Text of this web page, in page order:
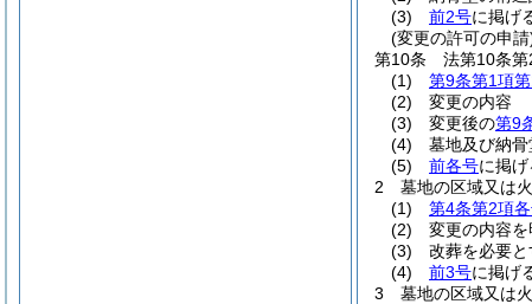
(3)
前2号に掲げ
(変更の許可の申請
第10条
法第10条第
(1)
第9条第1項
(2)
変更の内容
(3)
変更後の第9
(4)
墓地及び納
(5)
前各号に掲
2
墓地の区域又は
(1)
第4条第2項
(2)
変更の内容
(3)
改葬を必要
(4)
前3号に掲げ
3
墓地の区域又は